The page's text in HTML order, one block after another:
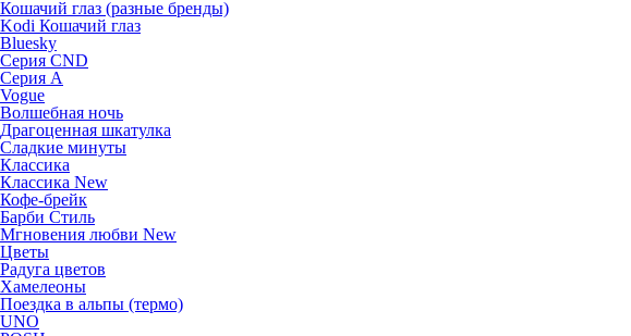
Кошачий глаз (разные бренды)
Kodi Кошачий глаз
Bluesky
Серия CND
Серия А
Vogue
Волшебная ночь
Драгоценная шкатулка
Сладкие минуты
Классика
Классика New
Кофе-брейк
Барби Стиль
Мгновения любви New
Цветы
Радуга цветов
Хамелеоны
Поездка в альпы (термо)
UNO